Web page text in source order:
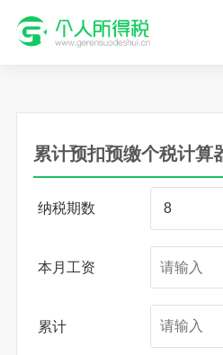
个人所得税网，最新个税资讯平台，您的个税
累计预扣预缴个税计算
纳税期数
本月工资
累计